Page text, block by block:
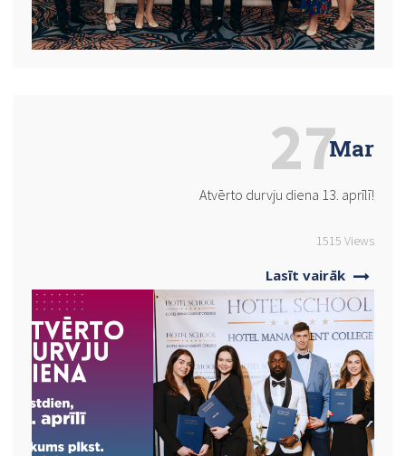
Mar
Atvērto durvju diena 13. aprīlī!
1515 Views
Lasīt vairāk
27